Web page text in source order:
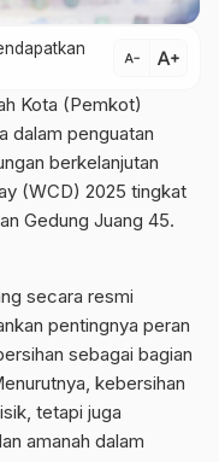
text_decrease text_increase
Kota (Pemkot)
dalam penguatan
berkelanjutan
(WCD) 2025 tingkat
Gedung Juang 45.
secara resmi
pentingnya peran
sebagai bagian
kebersihan
tetapi juga
amanah dalam